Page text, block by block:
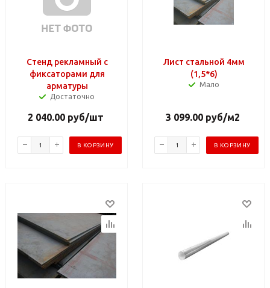
Стенд рекламный с
фиксаторами для
арматуры
Достаточно
2 040.00 руб/шт
В КОРЗИНУ
Лист стальной 4мм
(1,5*6)
Мало
3 099.00руб/м2
В КОРЗИНУ